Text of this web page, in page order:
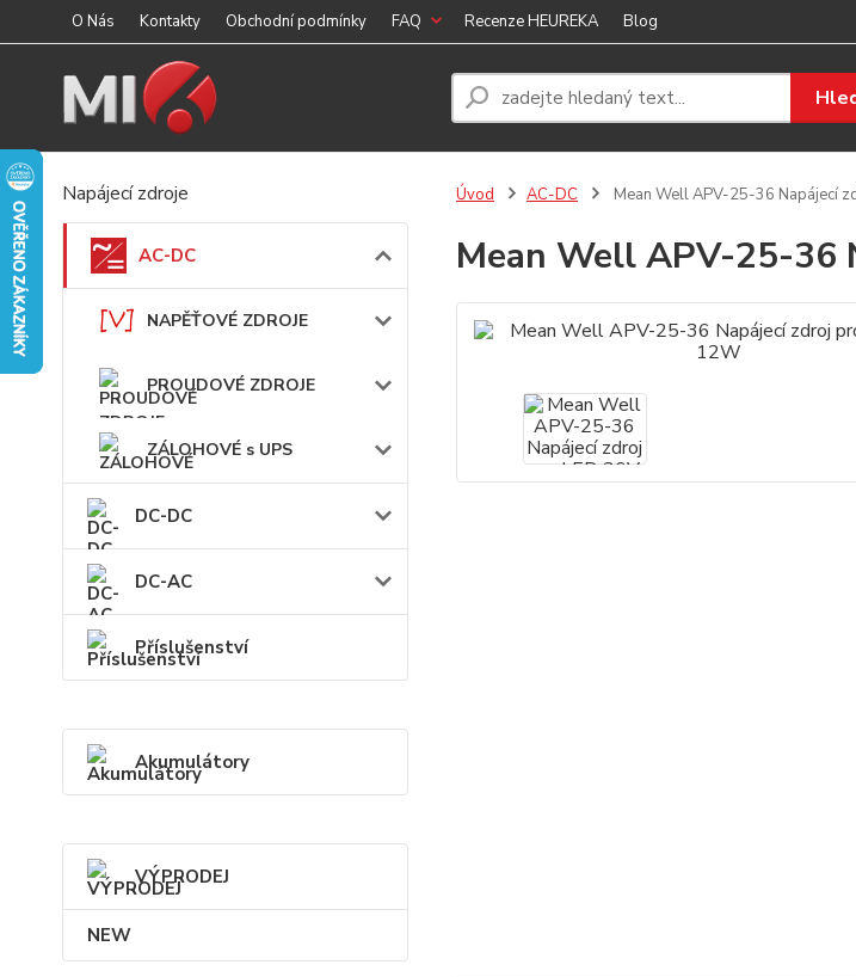
O Nás Kontakty Obchodní podmínky FAQ Recenze HEUREKA Blog
Napájecí zdroje
AC-DC
NAPĚŤOVÉ ZDROJE
PROUDOVÉ ZDROJE
ZÁLOHOVÉ s UPS
DC-DC
DC-AC
Příslušenství
Akumulátory
VÝPRODEJ
NEW
Úvod AC-DC Mean Well APV-25-36 Napájecí
Mean Well APV-25-36